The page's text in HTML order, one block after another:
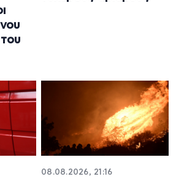
του
08.08.2026, 21:16